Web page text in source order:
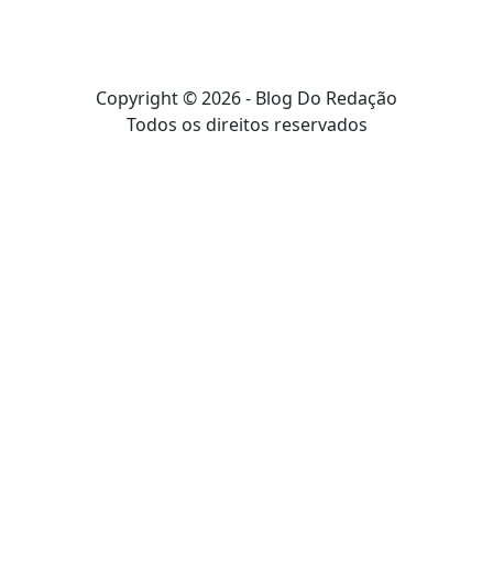
Copyright © 2026 - Blog Do Redação
Todos os direitos reservados